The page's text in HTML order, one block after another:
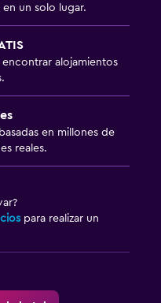
un solo lugar.
alojamientos
en millones de
reales.
para realizar un